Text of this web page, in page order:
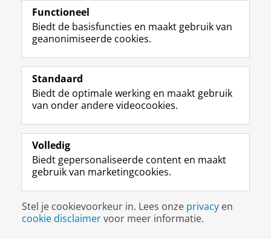
View this page in:English
a
e
b
o
o
k
a
g
a
R
i
k
e
d
I
n
p
a
n
a
S
-
f
e
e
d
i
u
n
n
t
a
r
a
-
o
u
o
T
u
e
-
a
l
R
Studiekiezers
Maatschappij/bedrijven
Alumni
Over ons
Disclaimer & Copyright Privacy
Cookies
Inloggen
Functioneel
Biedt de basisfuncties en maakt gebruik van
geanonimiseerde cookies.
Standaard
Biedt de optimale werking en maakt gebruik
van onder andere videocookies.
Volledig
Biedt gepersonaliseerde content en maakt
gebruik van marketingcookies.
Stel je cookievoorkeur in. Lees onze privacy en
cookie disclaimervoor meer informatie.